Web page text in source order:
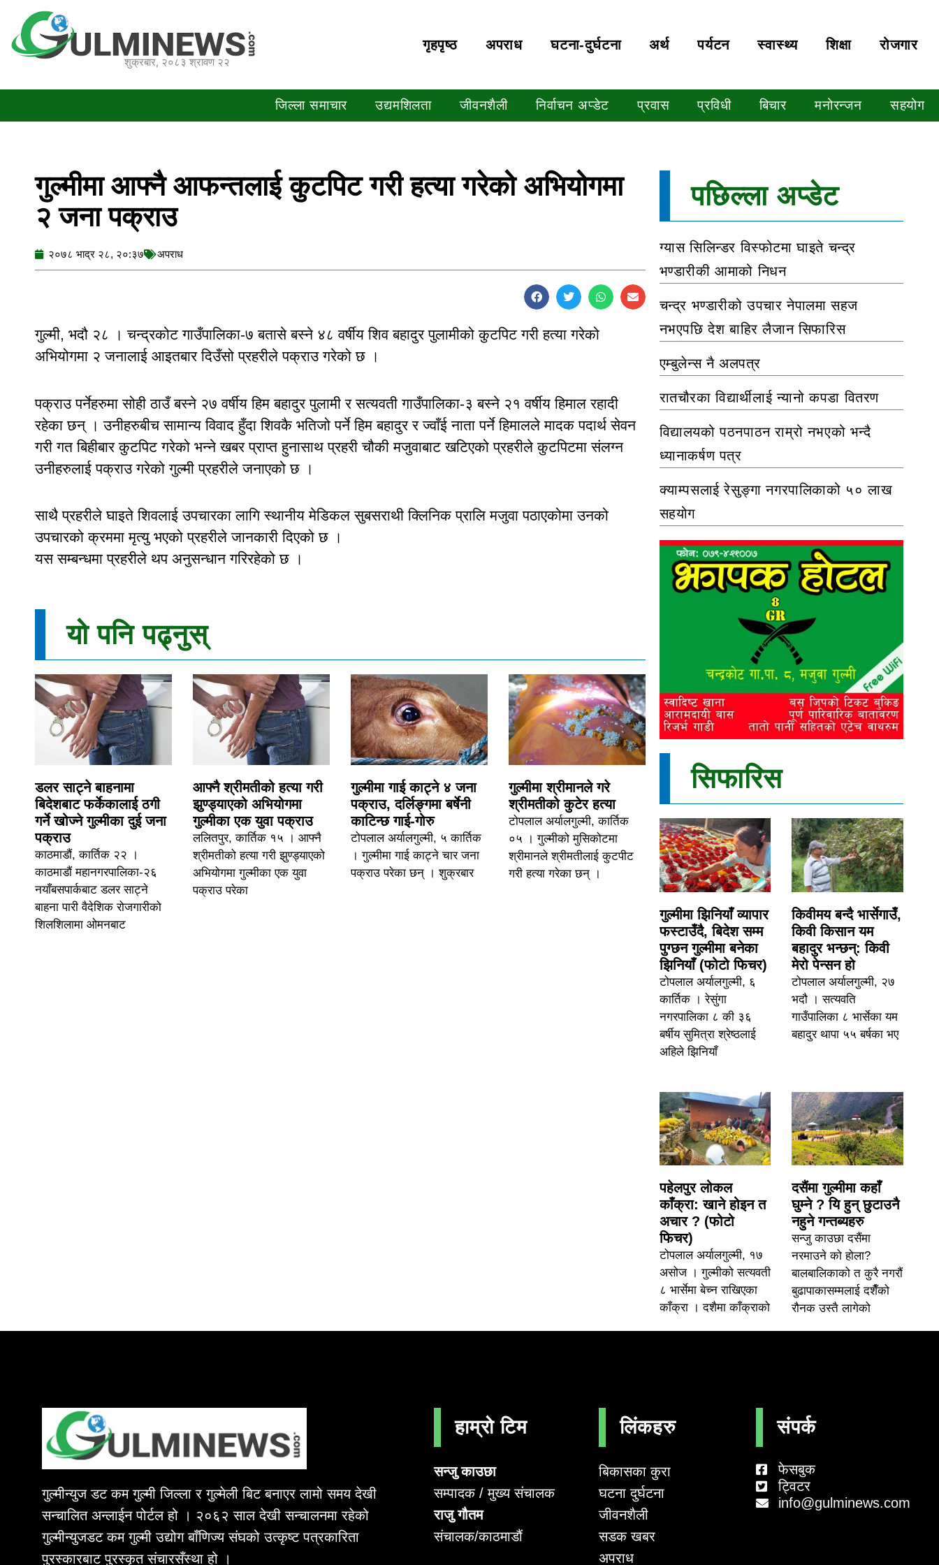
content
शुक्रबार, २०८३ श्रावण २२
गृहपृष्‍ठ अपराध घटना-दुर्घटना अर्थ पर्यटन स्वास्थ्य शिक्षा रोजगार
जिल्ला समाचार उद्यमशिलता जीवनशैली निर्वाचन अप्डेट प्रवास प्रविधी बिचार मनोरन्जन सहयोग
गुल्मीमा आफ्नै आफन्तलाई कुटपिट गरी हत्या गरेको अभियोगमा
२ जना पक्राउ
२०७८ भाद्र २८, २०:३७ अपराध
गुल्मी, भदौ २८ । चन्द्रकोट गाउँपालिका-७ बतासे बस्ने ४८ वर्षीय शिव बहादुर पुलामीको कुटपिट गरी हत्या गरेको
अभियोगमा २ जनालाई आइतबार दिउँसो प्रहरीले पक्राउ गरेको छ ।
पक्राउ पर्नेहरुमा सोही ठाउँ बस्ने २७ वर्षीय हिम बहादुर पुलामी र सत्यवती गाउँपालिका-३ बस्ने २१ वर्षीय हिमाल रहादी
रहेका छन् । उनीहरुबीच सामान्य विवाद हुँदा शिवकै भतिजो पर्ने हिम बहादुर र ज्वाँई नाता पर्ने हिमालले मादक पदार्थ सेवन
गरी गत बिहीबार कुटपिट गरेको भन्ने खबर प्राप्त हुनासाथ प्रहरी चौकी मजुवाबाट खटिएको प्रहरीले कुटपिटमा संलग्न
उनीहरुलाई पक्राउ गरेको गुल्मी प्रहरीले जनाएको छ ।
साथै प्रहरीले घाइते शिवलाई उपचारका लागि स्थानीय मेडिकल सुबसराथी क्लिनिक प्रालि मजुवा पठाएकोमा उनको
उपचारको क्रममा मृत्यु भएको प्रहरीले जानकारी दिएको छ ।
यस सम्बन्धमा प्रहरीले थप अनुसन्धान गरिरहेको छ ।
यो पनि पढ्नुस्
डलर साट्ने बाहनामा
बिदेशबाट फर्केकालाई ठगी
गर्ने खोज्ने गुल्मीका दुई जना
पक्राउ
काठमाडौं, कार्तिक २२ ।
काठमाडौं महानगरपालिका-२६
नयाँबसपार्कबाट डलर साट्ने
बाहना पारी वैदेशिक रोजगारीको
शिलशिलामा ओमनबाट
आफ्नै श्रीमतीको हत्या गरी
झुण्ड्याएको अभियोगमा
गुल्मीका एक युवा पक्राउ
ललितपुर, कार्तिक १५ । आफ्नै
श्रीमतीको हत्या गरी झुण्ड्याएको
अभियोगमा गुल्मीका एक युवा
पक्राउ परेका
गुल्मीमा गाई काट्ने ४ जना
पक्राउ, दर्लिङ्गमा बर्षेनी
काटिन्छ गाई-गोरु
टोपलाल अर्यालगुल्मी, ५ कार्तिक
। गुल्मीमा गाई काट्ने चार जना
पक्राउ परेका छन् । शुक्रबार
गुल्मीमा श्रीमानले गरे
श्रीमतीको कुटेर हत्या
टोपलाल अर्यालगुल्मी, कार्तिक
०५ । गुल्मीको मुसिकोटमा
श्रीमानले श्रीमतीलाई कुटपीट
गरी हत्या गरेका छन् ।
पछिल्ला अप्डेट
ग्यास सिलिन्डर विस्फोटमा घाइते चन्द्र
भण्डारीकी आमाको निधन
चन्द्र भण्डारीको उपचार नेपालमा सहज
नभएपछि देश बाहिर लैजान सिफारिस
एम्बुलेन्स नै अलपत्र
रातचौरका विद्यार्थीलाई न्यानो कपडा वितरण
विद्यालयको पठनपाठन राम्रो नभएको भन्दै
ध्यानाकर्षण पत्र
क्याम्पसलाई रेसुङ्गा नगरपालिकाको ५० लाख
सहयोग
सिफारिस
गुल्मीमा झिनियाँ व्यापार
फस्टाउँदै, बिदेश सम्म
पुग्छन गुल्मीमा बनेका
झिनियाँ (फोटो फिचर)
टोपलाल अर्यालगुल्मी, ६
कार्तिक । रेसुंगा
नगरपालिका ८ की ३६
बर्षीय सुमित्रा श्रेष्ठलाई
अहिले झिनियाँ
किवीमय बन्दै भार्सेगाउँ,
किवी किसान यम
बहादुर भन्छन्: किवी
मेरो पेन्सन हो
टोपलाल अर्यालगुल्मी, २७
भदौ । सत्यवति
गाउँपालिका ८ भार्सेका यम
बहादुर थापा ५५ बर्षका भए
पहेलपुर लोकल
काँक्रा: खाने होइन त
अचार ? (फोटो
फिचर)
टोपलाल अर्यालगुल्मी, १७
असोज । गुल्मीको सत्यवती
८ भार्सेमा बेच्न राखिएका
काँक्रा । दशैमा काँक्राको
दसैंमा गुल्मीमा कहाँ
घुम्ने ? यि हुन् छुटाउनै
नहुने गन्तब्यहरु
सन्जु काउछा दसैंमा
नरमाउने को होला?
बालबालिकाको त कुरै नगरौं
बुढापाकासम्मलाई दशैँको
रौनक उस्तै लागेको
गुल्मीन्युज डट कम गुल्मी जिल्ला र गुल्मेली बिट बनाएर लामो समय देखी
सन्चालित अन्लाईन पोर्टल हो । २०६२ साल देखी सन्चालनमा रहेको
गुल्मीन्युजडट कम गुल्मी उद्योग बाँणिज्य संघको उत्कृष्ट पत्रकारिता
पुरस्कारबाट पुरस्कृत संचारसँस्था हो ।
हाम्रो टिम
सन्जु काउछा
सम्पादक / मुख्य संचालक
राजु गौतम
संचालक/काठमाडौं
लिंकहरु
बिकासका कुरा
घटना दुर्घटना
जीवनशैली
सडक खबर
अपराध
संपर्क
फेसबुक
ट्विटर
info@gulminews.com